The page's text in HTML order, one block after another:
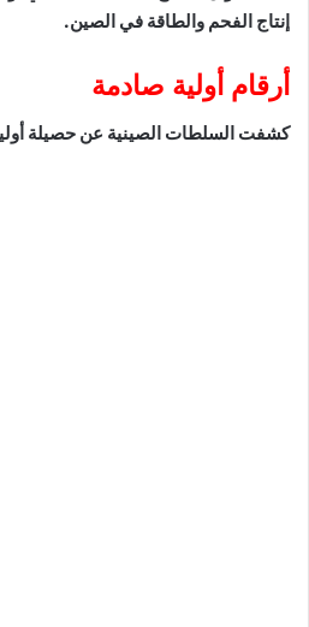
إنتاج الفحم والطاقة في الصين.
أرقام أولية صادمة
كشفت السلطات الصينية عن حصيلة